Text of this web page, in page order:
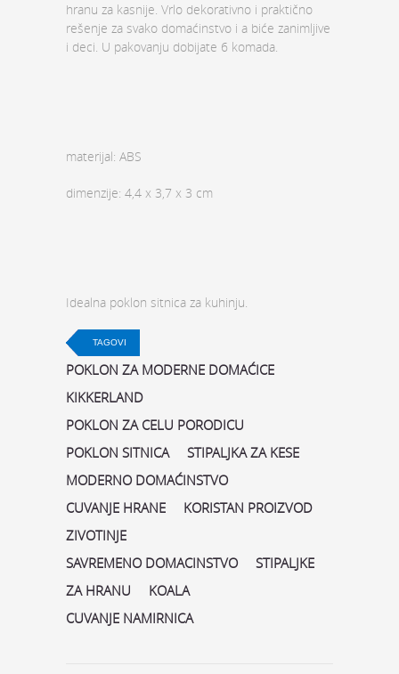
hranu za kasnije. Vrlo dekorativno i praktično
rešenje za svako domaćinstvo i a biće zanimljive
i deci. U pakovanju dobijate 6 komada.
materijal: ABS
dimenzije: 4,4 x 3,7 x 3 cm
Idealna poklon sitnica za kuhinju.
TAGOVI
POKLON ZA MODERNE DOMAĆICE
KIKKERLAND
POKLON ZA CELU PORODICU
POKLON SITNICA
STIPALJKA ZA KESE
MODERNO DOMAĆINSTVO
CUVANJE HRANE
KORISTAN PROIZVOD
ZIVOTINJE
SAVREMENO DOMACINSTVO
STIPALJKE
ZA HRANU
KOALA
CUVANJE NAMIRNICA